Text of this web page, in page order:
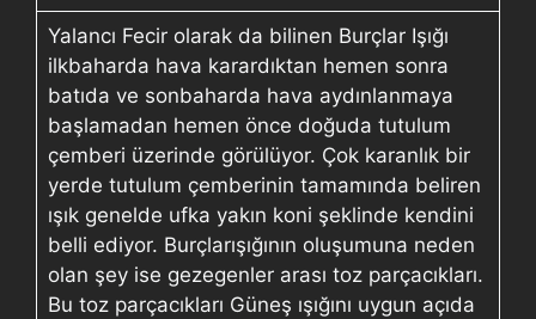
Yalancı Fecir olarak da bilinen Burçlar Işığı
ilkbaharda hava karardıktan hemen sonra
batıda ve sonbaharda hava aydınlanmaya
başlamadan hemen önce doğuda tutulum
çemberi üzerinde görülüyor. Çok karanlık bir
yerde tutulum çemberinin tamamında beliren
ışık genelde ufka yakın koni şeklinde kendini
belli ediyor. Burçlarışığının oluşumuna neden
olan şey ise gezegenler arası toz parçacıkları.
Bu toz parçacıkları Güneş ışığını uygun açıda